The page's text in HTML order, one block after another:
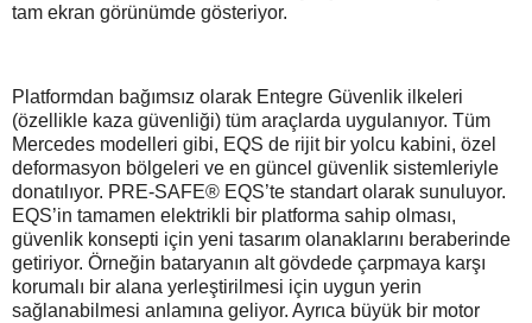
tam ekran görünümde gösteriyor.
Platformdan bağımsız olarak Entegre Güvenlik ilkeleri
(özellikle kaza güvenliği) tüm araçlarda uygulanıyor. Tüm
Mercedes modelleri gibi, EQS de rijit bir yolcu kabini, özel
deformasyon bölgeleri ve en güncel güvenlik sistemleriyle
donatılıyor. PRE-SAFE® EQS’te standart olarak sunuluyor.
EQS’in tamamen elektrikli bir platforma sahip olması,
güvenlik konsepti için yeni tasarım olanaklarını beraberinde
getiriyor. Örneğin bataryanın alt gövdede çarpmaya karşı
korumalı bir alana yerleştirilmesi için uygun yerin
sağlanabilmesi anlamına geliyor. Ayrıca büyük bir motor